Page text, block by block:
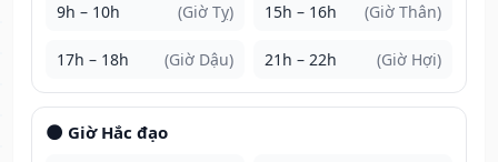
9h – 10h (Giờ Tỵ) 15h – 16h (Giờ Thân)
17h – 18h (Giờ Dậu) 21h – 22h (Giờ Hợi)
🌑 Giờ Hắc đạo